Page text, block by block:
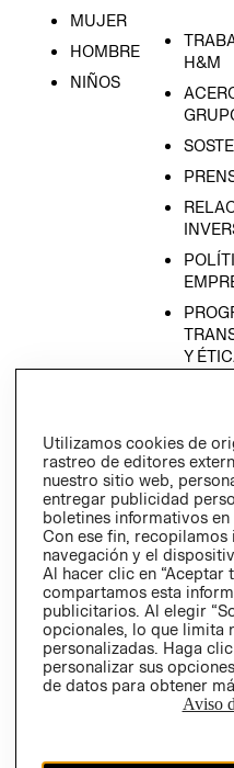
MUJER
HOMBRE
NIÑOS
H&M
Y
Y
Colombia ($)
CAMBIAR REGIÓN
Utilizamos cookies de
rastreo de editores
nuestro sitio web,
entregar publicidad
boletines informativos
Con ese fin,
navegación y el
Al hacer clic en “Aceptar
compartamos esta
publicitarios. Al elegir
opcionales, lo que limita
personalizadas. Haga
personalizar sus
de datos para obtener
Aviso